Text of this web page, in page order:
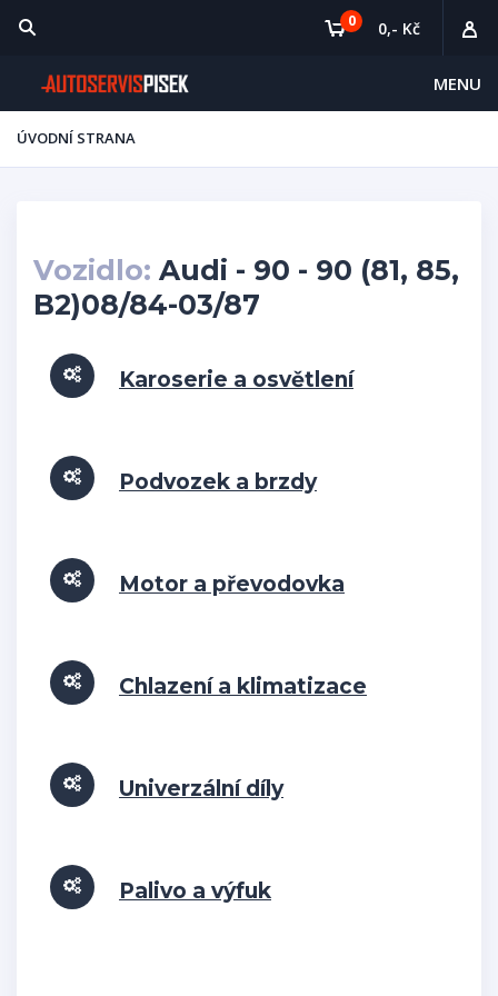
MENU
0 0,- Kč
ÚVODNÍ STRANA
Vozidlo: Audi - 90 - 90 (81, 85,
B2)08/84-03/87
Karoserie a osvětlení
Podvozek a brzdy
Motor a převodovka
Chlazení a klimatizace
Univerzální díly
Palivo a výfuk